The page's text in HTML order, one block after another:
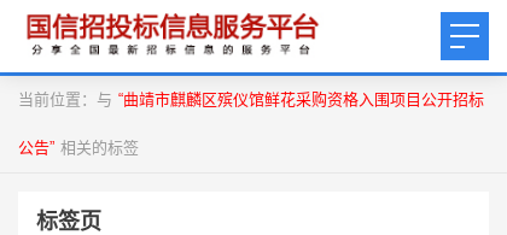
当前位置：与 “曲靖市麒麟区殡仪馆鲜花采购资格入围项目公开招标
公告” 相关的标签
标签页